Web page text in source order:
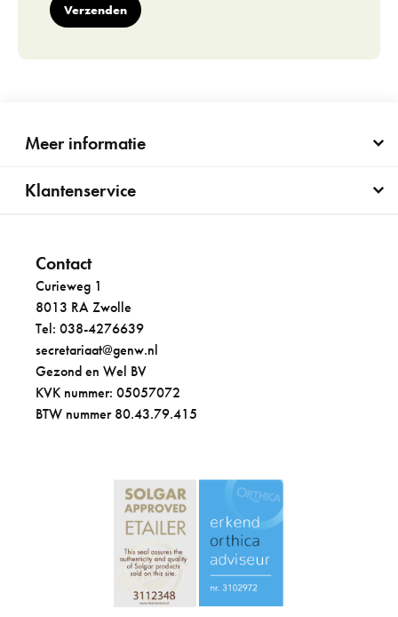
Verzenden
Meer informatie
Klantenservice
Contact
Curieweg 1
8013 RA Zwolle
Tel: 038-4276639
secretariaat@genw.nl
Gezond en Wel BV
KVK nummer: 05057072
BTW nummer 80.43.79.415